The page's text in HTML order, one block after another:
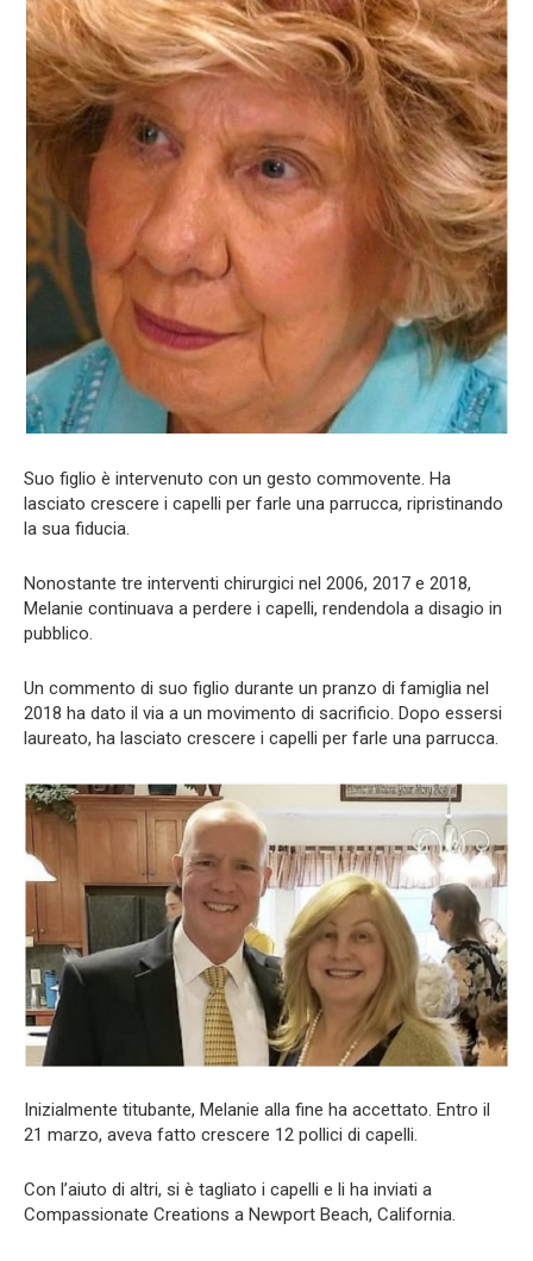
Suo figlio è intervenuto con un gesto commovente. Ha
lasciato crescere i capelli per farle una parrucca, ripristinando
la sua fiducia.
Nonostante tre interventi chirurgici nel 2006, 2017 e 2018,
Melanie continuava a perdere i capelli, rendendola a disagio in
pubblico.
Un commento di suo figlio durante un pranzo di famiglia nel
2018 ha dato il via a un movimento di sacrificio. Dopo essersi
laureato, ha lasciato crescere i capelli per farle una parrucca.
Inizialmente titubante, Melanie alla fine ha accettato. Entro il
21 marzo, aveva fatto crescere 12 pollici di capelli.
Con l’aiuto di altri, si è tagliato i capelli e li ha inviati a
Compassionate Creations a Newport Beach, California.